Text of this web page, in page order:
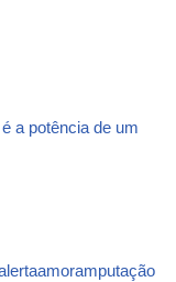
a potência de um
amoramputação